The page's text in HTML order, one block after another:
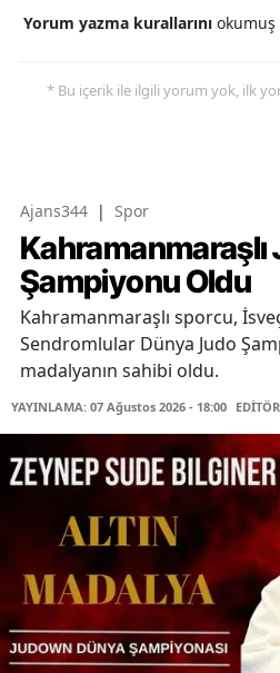
Yorum yazma kurallarını okumuş
* Bu içerik ile ilgili yorum yok, ilk
Ajans344 | Spor
Şampiyonu Oldu
Kahramanmaraşlı sporcu,
Sendromlular Dünya Judo
madalyanın sahibi oldu.
YAYINLAMA: 07 Ağustos 2026 - 18:00